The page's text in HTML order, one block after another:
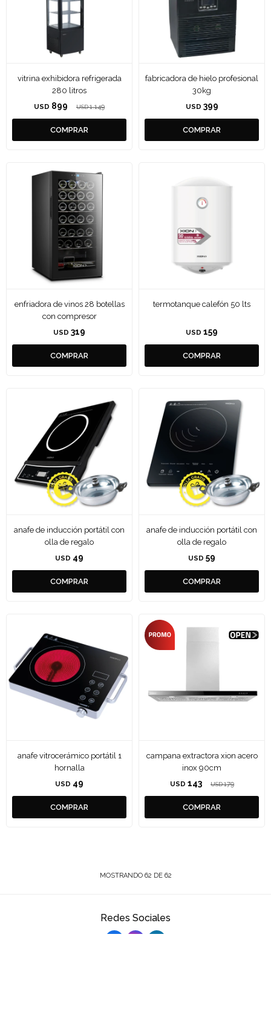
vitrina exhibidora refrigerada
280 litros
USD 899 USD 1.149
fabricadora de hielo profesional
30kg
USD 399
enfriadora de vinos 28 botellas
con compresor
USD 319
termotanque calefón 50 lts
USD 159
anafe de inducción portátil con
olla de regalo
USD 49
anafe de inducción portátil con
olla de regalo
USD 59
anafe vitrocerámico portátil 1
hornalla
USD 49
campana extractora xion acero
inox 90cm
USD 143 USD 179
MOSTRANDO 62 DE 62
Redes Sociales